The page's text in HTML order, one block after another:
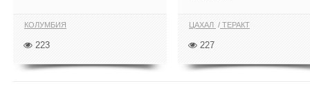
КОЛУМБИЯ
223
ЦАХАЛ ТЕРАКТ
227